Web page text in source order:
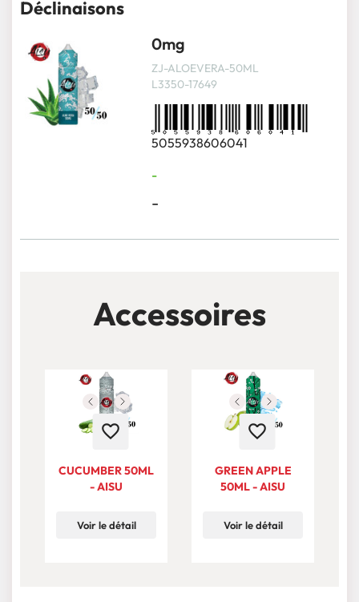
Déclinaisons
0mg
ZJ-ALOEVERA-50ML
L3350-17649
5055938606041
-
-
Accessoires
favorite_border
CUCUMBER 50ML
- AISU
Voir le détail
favorite_border
GREEN APPLE
50ML - AISU
Voir le détail